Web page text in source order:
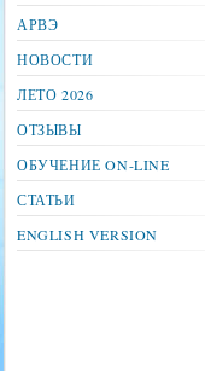
АРВЭ
НОВОСТИ
ЛЕТО 2026
ОТЗЫВЫ
ОБУЧЕНИЕ ON-LINE
СТАТЬИ
ENGLISH VERSION